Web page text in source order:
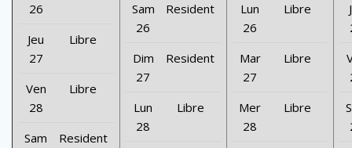
26
Jeu
27
Libre
Ven
28
Libre
Sam
Resident
Sam
26
Resident
Dim
27
Resident
Lun
28
Libre
Lun
26
Libre
Mar
27
Libre
Mer
28
Libre